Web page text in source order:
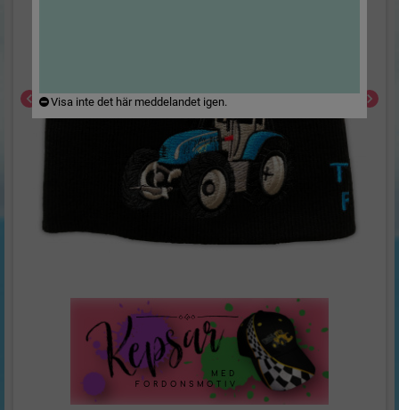
chevron_left chevron_right
Visa inte det här meddelandet igen.